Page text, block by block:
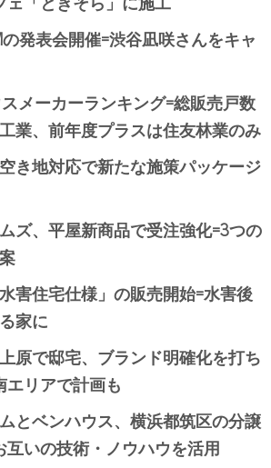
発表会開催=渋谷凪咲さんをキャ
メーカーランキング=総販売戸数
業、前年度プラスは住友林業のみ
き地対応で新たな施策パッケージ
ズ、平屋新商品で受注強化=3つの
害住宅仕様」の販売開始=水害後
家に
原で邸宅、ブランド明確化を打ち
リアで計画も
とベンハウス、横浜都筑区の分譲
いの技術・ノウハウを活用